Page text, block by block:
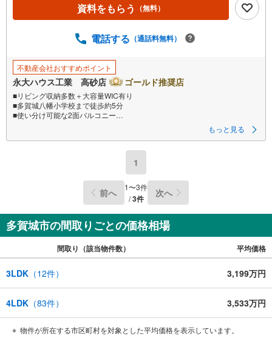
資料をもらう （無料）
電話する （通話料無料）
不動産会社おすすめポイント
永大ハウス工業 高砂店 ゴールド推奨店
■リビング収納多数＋大容量WIC有り
■多賀城八幡小学校まで徒歩約5分
■使い分け可能な2面バルコニー
■見学・来場予約でデジタルギフトプレゼント実施中■デジコ詳細はHP参照
仙台市を中心に宮城県内の多数店舗で展開中！こちらでは当社の強みを大
きく2つに分けてご紹介！
＜豊富な不動産知識＞
戸建・マンション・土地...と種別を問わず不動産を取り扱っております。
更に教育施設や商業施設、子育て環境や行政などの地域情報を総合し、お
客様により良い物件選びをして頂けるよう、しっかりとサポートさせて頂
2.＜経験豊富なスタッフ＞
当社では【購入】【売却】【引っ越し】【リフォーム】など住宅に関する
様々なご質問はもちろん、ご購入時に気になる住宅ローン各種税金につい
ても、誠心誠意ご説明させて頂きます。
各店舗ではキッズスペースも完備！お子様連れのご家族様で是非お越しく
ださい。
営業時間:10:00～18:00（定休日火・水曜日※店舗により変動あり）
もっと見る
1
前へ 1〜3件
/3件 次へ
多賀城市の間取りごとの価格相場
間取り（該当物件数） 平均価格
3LDK （12件） 3,199万円
4LDK （83件） 3,533万円
物件が所在する市区町村を対象とした平均価格を表示しています。